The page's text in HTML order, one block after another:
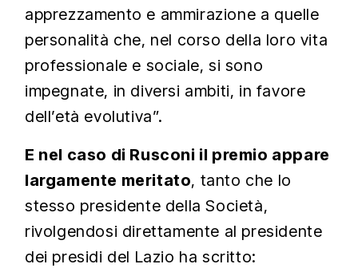
apprezzamento e ammirazione a quelle
personalità che, nel corso della loro vita
professionale e sociale, si sono
impegnate, in diversi ambiti, in favore
dell’età evolutiva”.
E nel caso di Rusconi il premio appare
largamente meritato, tanto che lo
stesso presidente della Società,
rivolgendosi direttamente al presidente
dei presidi del Lazio ha scritto: